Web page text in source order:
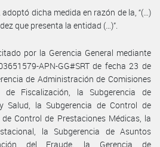
adoptó dicha medida en razón de la, “(…)
que presenta la entidad (…)”.
por la Gerencia General mediante
APN-GG#SRT de fecha 23 de
de Administración de Comisiones
de Fiscalización, la Subgerencia de
Salud, la Subgerencia de Control de
Control de Prestaciones Médicas, la
la Subgerencia de Asuntos
del Fraude, la Gerencia de